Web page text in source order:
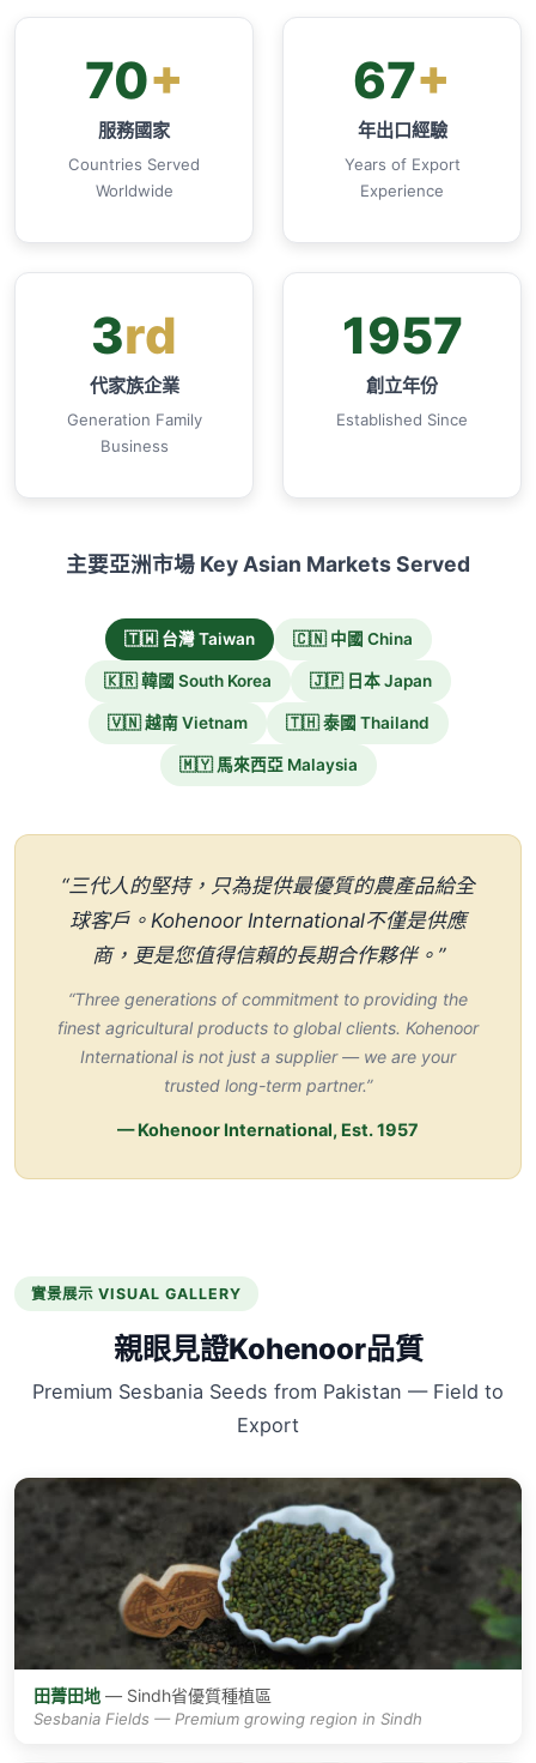
70+
服務國家
Countries Served
Worldwide
67+
年出口經驗
Years of Export
Experience
3rd
代家族企業
Generation Family
Business
1957
創立年份
Established Since
主要亞洲市場 Key Asian Markets Served
🇹🇼 台灣 Taiwan 🇨🇳 中國 China
🇰🇷 韓國 South Korea 🇯🇵 日本 Japan
🇻🇳 越南 Vietnam 🇹🇭 泰國 Thailand
🇲🇾 馬來西亞 Malaysia
“三代人的堅持，只為提供最優質的農產品給全
球客戶。Kohenoor International不僅是供應
商，更是您值得信賴的長期合作夥伴。”
“Three generations of commitment to providing the
finest agricultural products to global clients. Kohenoor
International is not just a supplier — we are your
trusted long-term partner.”
— Kohenoor International, Est. 1957
實景展示 VISUAL GALLERY
親眼見證Kohenoor品質
Premium Sesbania Seeds from Pakistan — Field to
Export
田菁田地 — Sindh省優質種植區
Sesbania Fields — Premium growing region in Sindh